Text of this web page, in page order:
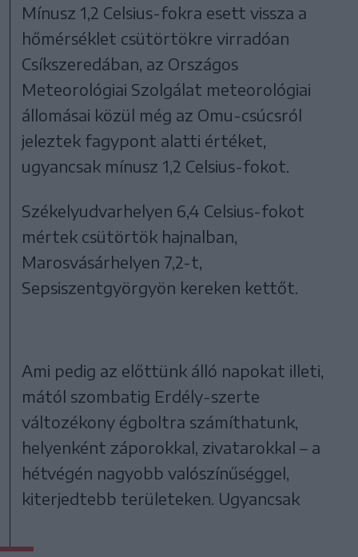
Mínusz 1,2 Celsius-fokra esett vissza a
hőmérséklet csütörtökre virradóan
Csíkszeredában, az Országos
Meteorológiai Szolgálat meteorológiai
állomásai közül még az Omu-csúcsról
jeleztek fagypont alatti értéket,
ugyancsak mínusz 1,2 Celsius-fokot.
Székelyudvarhelyen 6,4 Celsius-fokot
mértek csütörtök hajnalban,
Marosvásárhelyen 7,2-t,
Sepsiszentgyörgyön kereken kettőt.
Ami pedig az előttünk álló napokat illeti,
mától szombatig Erdély-szerte
változékony égboltra számíthatunk,
helyenként záporokkal, zivatarokkal – a
hétvégén nagyobb valószínűséggel,
kiterjedtebb területeken. Ugyancsak